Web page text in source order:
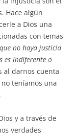
Hace algún
a Dios una
con temas
no haya justicia
es indiferente o
al darnos cuenta
teníamos una
y a través de
verdades